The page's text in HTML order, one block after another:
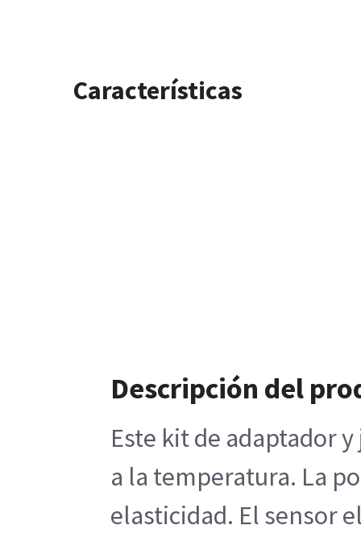
Características
Descripción del
Este kit de adaptador
a la temperatura. La
elasticidad. El sensor